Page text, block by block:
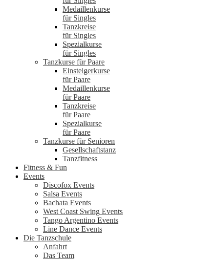
Medaillenkurse
für Singles
Tanzkreise
für Singles
Spezialkurse
für Singles
Tanzkurse für Paare
Einsteigerkurse
für Paare
Medaillenkurse
für Paare
Tanzkreise
für Paare
Spezialkurse
für Paare
Tanzkurse für Senioren
Gesellschaftstanz
Tanzfitness
Fitness & Fun
Events
Discofox Events
Salsa Events
Bachata Events
West Coast Swing Events
Tango Argentino Events
Line Dance Events
Die Tanzschule
Anfahrt
Das Team